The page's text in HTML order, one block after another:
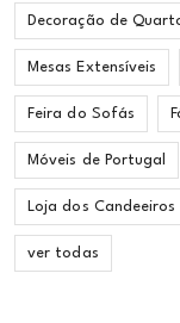
Decoração de
Mesas Extensíveis
Feira do Sofás
Móveis de Portugal
Loja dos Candeeiros
ver todas